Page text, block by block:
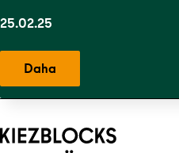
25.02.25
Daha